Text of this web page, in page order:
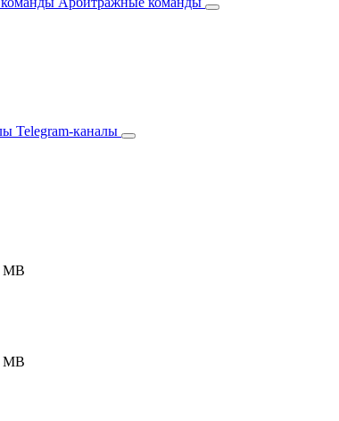
Telegram-каналы
MB
MB